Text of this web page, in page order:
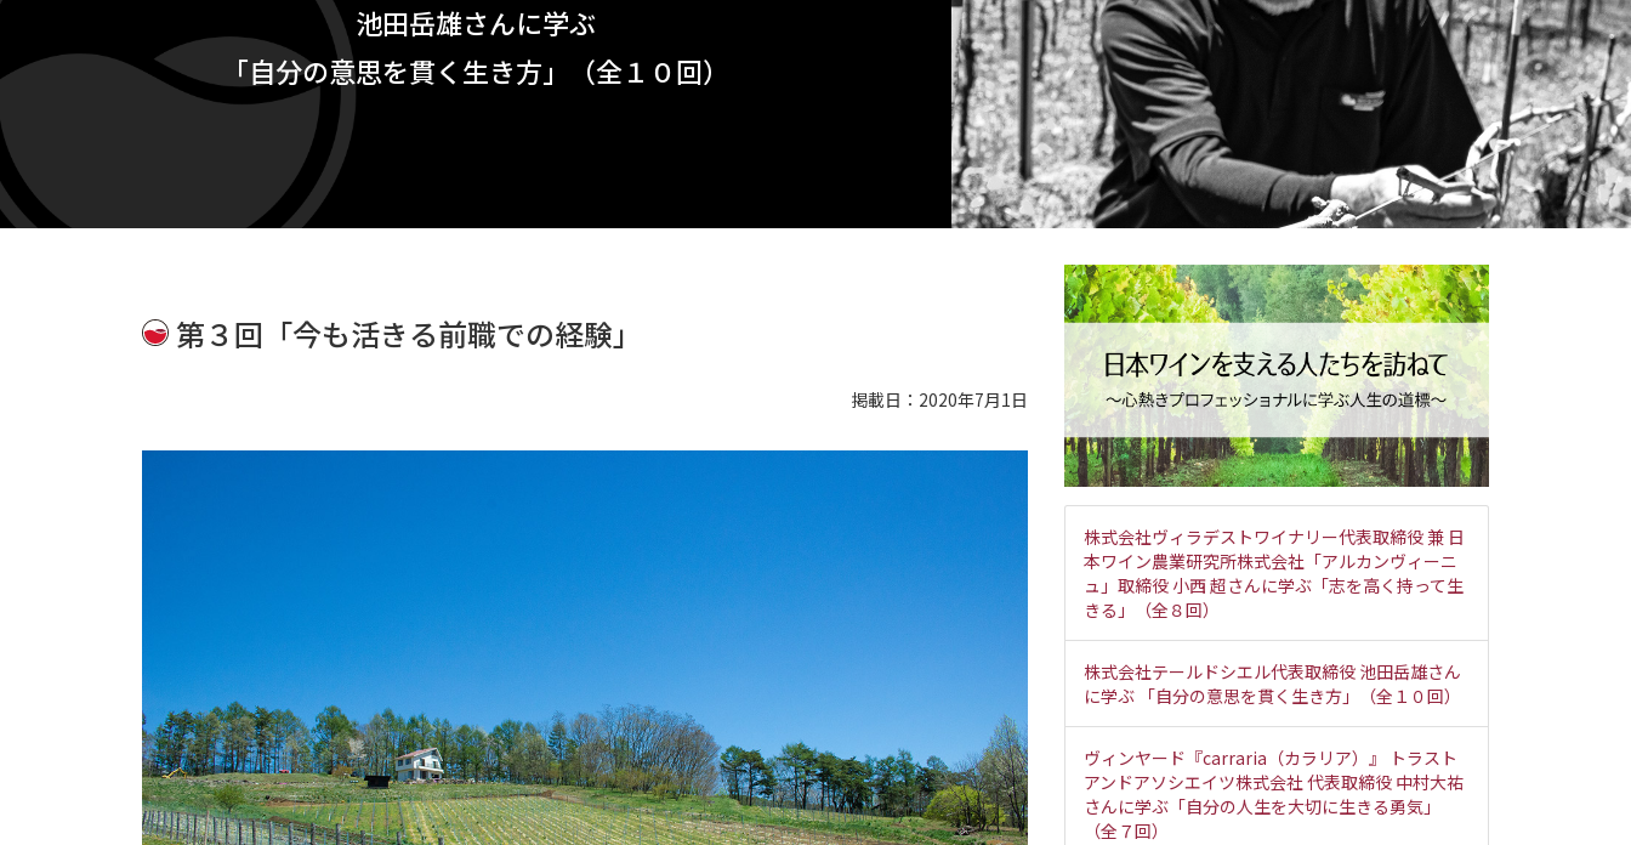
池田岳雄さんに学ぶ
「自分の意思を貫く生き方」（全１０回）
第３回「今も活きる前職での経験」
掲載日：2020年7月1日
株式会社ヴィラデストワイナリー代表取締役 兼 日
本ワイン農業研究所株式会社「アルカンヴィーニ
ュ」取締役 小西 超さんに学ぶ「志を高く持って生
きる」（全８回）
株式会社テールドシエル代表取締役 池田岳雄さん
に学ぶ 「自分の意思を貫く生き方」（全１０回）
ヴィンヤード『carraria（カラリア）』 トラスト
アンドアソシエイツ株式会社 代表取締役 中村大祐
さんに学ぶ「自分の人生を大切に生きる勇気」
（全７回）